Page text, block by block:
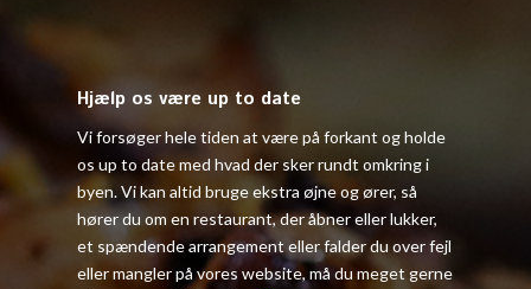
Hjælp os være up to date
Vi forsøger hele tiden at være på forkant og holde
os up to date med hvad der sker rundt omkring i
byen. Vi kan altid bruge ekstra øjne og ører, så
hører du om en restaurant, der åbner eller lukker,
et spændende arrangement eller falder du over fejl
eller mangler på vores website, må du meget gerne